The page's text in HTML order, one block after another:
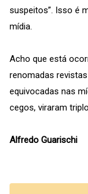
suspeitos”. Isso é
mídia.
Acho que está
renomadas
equivocadas nas
cegos, viraram
Alfredo Guarischi